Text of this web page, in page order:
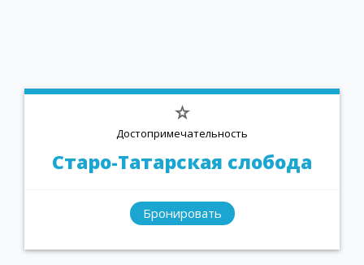
Достопримечательность
Старо-Татарская слобода
Бронировать